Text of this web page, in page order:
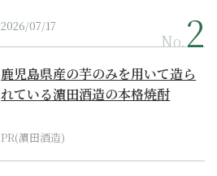
2026/07/17
No.
鹿児島県産の芋のみを用いて造ら
れている濵田酒造の本格焼酎
PR(濵田酒造)